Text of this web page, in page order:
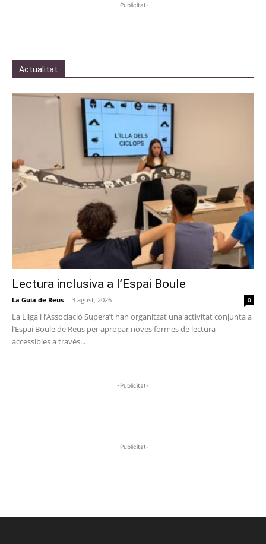
-Publicitat-
Actualitat
Lectura inclusiva a l’Espai Boule
La Guia de Reus - 3 agost, 2026 0
La Lliga i l’Associació Supera’t han organitzat una activitat conjunta a
l’Espai Boule de Reus per apropar noves formes de lectura
accessibles a través...
-Publicitat-
-Publicitat-